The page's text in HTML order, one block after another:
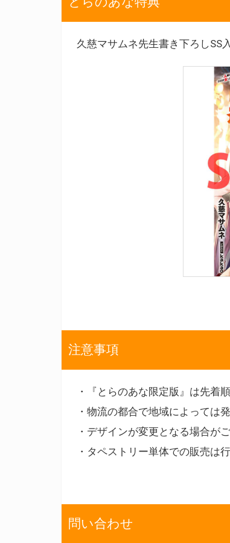
久慈マサムネ先生書き下ろしSS
注意事項
・『とらのあな限定版』は先着
・物流の都合で地域によっては
・デザインが変更となる場合が
・タペストリー単体での販売は
問い合わせ